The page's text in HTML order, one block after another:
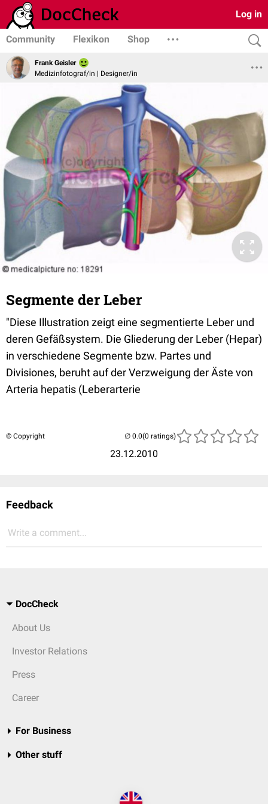
Log in
Community Flexikon Shop
Frank Geisler
Medizinfotograf/in | Designer/in
Segmente der Leber
"Diese Illustration zeigt eine segmentierte Leber und
deren Gefäßsystem. Die Gliederung der Leber (Hepar)
in verschiedene Segmente bzw. Partes und
Divisiones, beruht auf der Verzweigung der Äste von
Arteria hepatis (Leberarterie
© Copyright
23.12.2010
(0 ratings)
Feedback
Write a comment...
DocCheck
About Us
Investor Relations
Press
Career
For Business
Other stuff